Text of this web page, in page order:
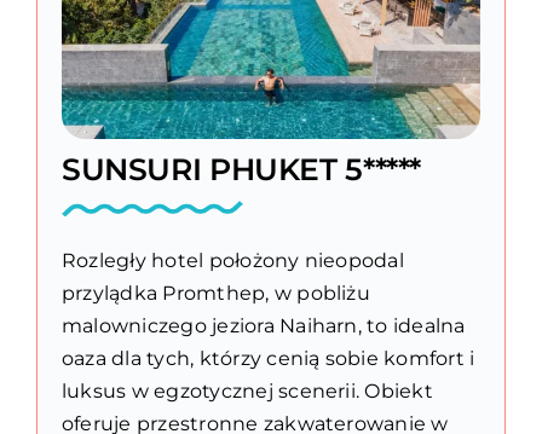
SUNSURI PHUKET 5*****
Rozległy hotel położony nieopodal
przylądka Promthep, w pobliżu
malowniczego jeziora Naiharn, to idealna
oaza dla tych, którzy cenią sobie komfort i
luksus w egzotycznej scenerii. Obiekt
oferuje przestronne zakwaterowanie w